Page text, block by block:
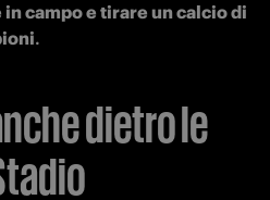
campo e tirare un calcio di
.
dietro le